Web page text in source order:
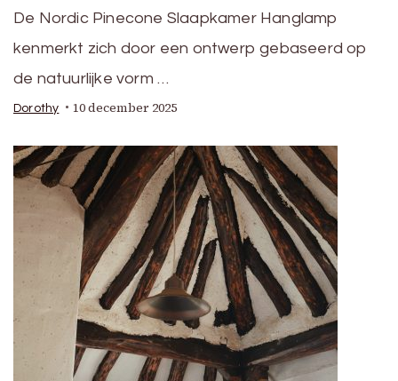
De Nordic Pinecone Slaapkamer Hanglamp
kenmerkt zich door een ontwerp gebaseerd op
de natuurlijke vorm …
Dorothy 10 december 2025